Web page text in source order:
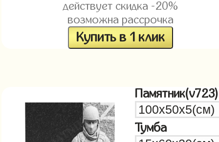
действует скидка -20%
возможна рассрочка
Купить в 1 клик
Памятник(v723)
Тумба